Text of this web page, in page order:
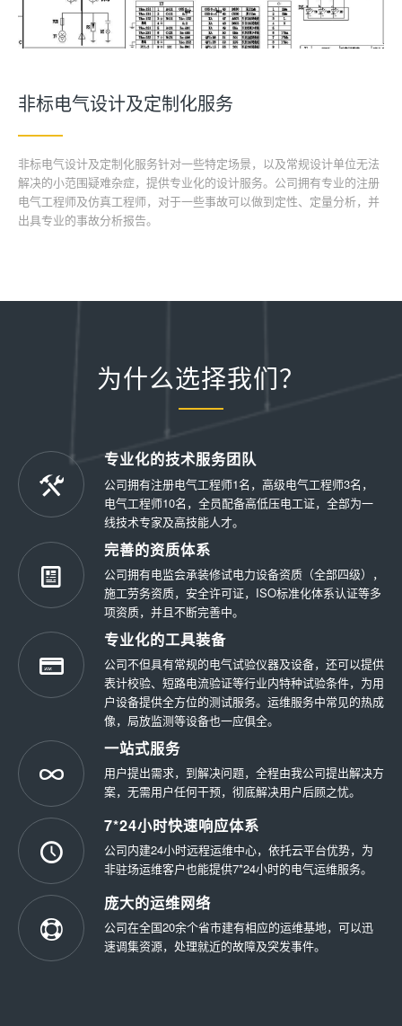
非标电气设计及定制化服务
非标电气设计及定制化服务针对一些特定场景，以及常规设计单位无法
解决的小范围疑难杂症，提供专业化的设计服务。公司拥有专业的注册
电气工程师及仿真工程师，对于一些事故可以做到定性、定量分析，并
出具专业的事故分析报告。
为什么选择我们？
专业化的技术服务团队
公司拥有注册电气工程师1名，高级电气工程师3名，
电气工程师10名，全员配备高低压电工证，全部为一
线技术专家及高技能人才。
完善的资质体系
公司拥有电监会承装修试电力设备资质（全部四级），
施工劳务资质，安全许可证，ISO标准化体系认证等多
项资质，并且不断完善中。
专业化的工具装备
公司不但具有常规的电气试验仪器及设备，还可以提供
表计校验、短路电流验证等行业内特种试验条件，为用
户设备提供全方位的测试服务。运维服务中常见的热成
像，局放监测等设备也一应俱全。
一站式服务
用户提出需求，到解决问题，全程由我公司提出解决方
案，无需用户任何干预，彻底解决用户后顾之忧。
7*24小时快速响应体系
公司内建24小时远程运维中心，依托云平台优势，为
非驻场运维客户也能提供7*24小时的电气运维服务。
庞大的运维网络
公司在全国20余个省市建有相应的运维基地，可以迅
速调集资源，处理就近的故障及突发事件。